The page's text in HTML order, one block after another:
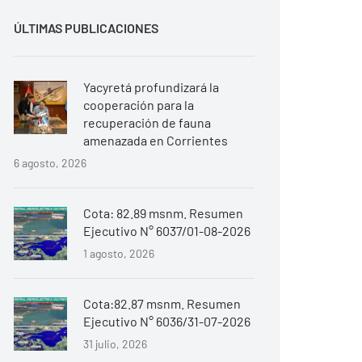
ÚLTIMAS PUBLICACIONES
Yacyretá profundizará la
cooperación para la
recuperación de fauna
amenazada en Corrientes
6 agosto, 2026
Cota: 82.89 msnm. Resumen
Ejecutivo N° 6037/01-08-2026
1 agosto, 2026
Cota:82.87 msnm. Resumen
Ejecutivo N° 6036/31-07-2026
31 julio, 2026